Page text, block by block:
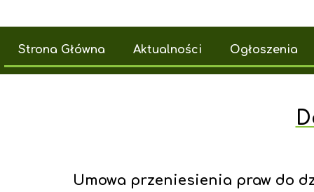
Umowa przeniesienia praw do
Strona Główna Aktualności Ogłoszenia